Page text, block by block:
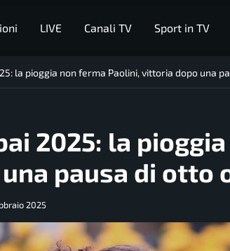
LIVE Canali TV Sport in TV
la pioggia non ferma Paolini, vittoria dopo una
2025: la
pausa di otto
2025